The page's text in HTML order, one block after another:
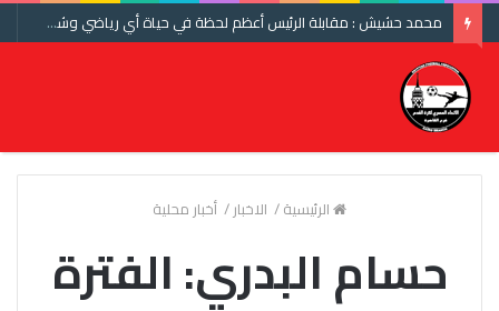
محمد حشيش : مقابلة الرئيس أعظم لحظة في حياة أي رياضي وشكرا اتحاد الكرة ومنتخب مصر
الرئيسية/ الاخبار/ أخبار محلية
حسام البدري: الفترة